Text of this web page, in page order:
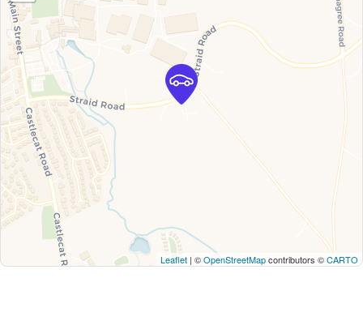
Leaflet | ©OpenStreetMapcontributors ©CARTO